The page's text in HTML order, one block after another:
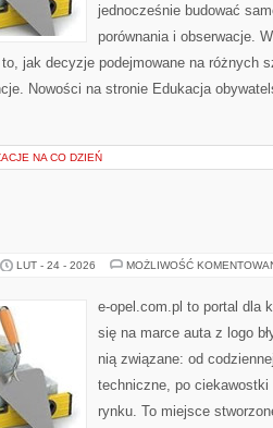
jednocześnie budować
porównania i obserwacje.
jak decyzje podejmowane na różnych
Nowości na stronie Edukacja
NA CO DZIEŃ
LUT - 24 - 2026 MOŻLIWOŚĆ
e-opel.com.pl to portal dla
się na marce auta z logo
nią związane: od
techniczne, po
rynku. To miejsce